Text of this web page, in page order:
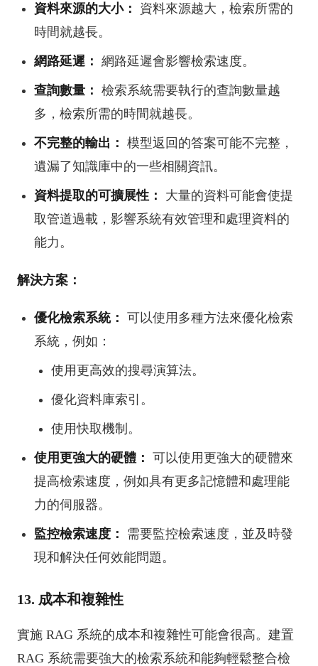
資料來源的大小：
資料來源越大，檢索所需的
時間就越長。
網路延遲： 網路延遲會影響檢索速度。
查詢數量： 檢索系統需要執行的查詢數量越
多，檢索所需的時間就越長。
不完整的輸出： 模型返回的答案可能不完整，
遺漏了知識庫中的一些相關資訊。
資料提取的可擴展性：
大量的資料可能會使提
取管道過載，影響系統有效管理和處理資料的
能力。
解決方案：
優化檢索系統： 可以使用多種方法來優化檢索
系統，例如：
使用更高效的搜尋演算法。
優化資料庫索引。
使用快取機制。
使用更強大的硬體： 可以使用更強大的硬體來
提高檢索速度，例如具有更多記憶體和處理能
力的伺服器。
監控檢索速度：
需要監控檢索速度，並及時發
現和解決任何效能問題。
13. 成本和複雜性
實施 RAG 系統的成本和複雜性可能會很高。建置
RAG 系統需要強大的檢索系統和能夠輕鬆整合檢